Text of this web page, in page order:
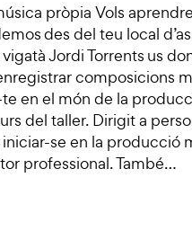
pròpia Vols
des del teu local
Jordi Torrents us
composicions
en el món de la
del taller. Dirigit a
se en la producció
professional. També…